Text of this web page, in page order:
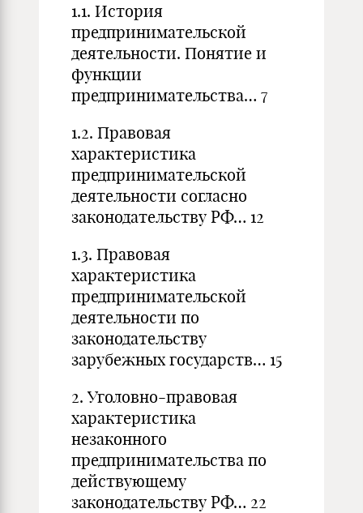
1.1. История
предпринимательской
деятельности. Понятие и
функции
предпринимательства… 7
1.2. Правовая
характеристика
предпринимательской
деятельности согласно
законодательству РФ… 12
1.3. Правовая
характеристика
предпринимательской
деятельности по
законодательству
зарубежных государств… 15
2. Уголовно-правовая
характеристика
незаконного
предпринимательства по
действующему
законодательству РФ… 22